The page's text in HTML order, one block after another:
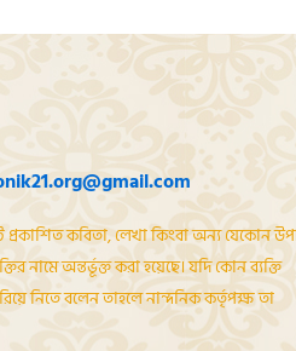
কবিতা, লেখা কিংবা অন্য যেকোন
নামে অন্তর্ভূক্ত করা হয়েছে। যদি কোন ব্যক্তি
নিতে বলেন তাহলে নান্দনিক কর্তৃপক্ষ তা